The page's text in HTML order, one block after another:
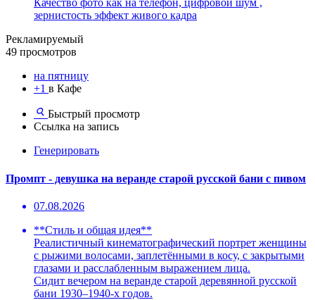
Качество фото как на телефон, цифровой шум ,
зернистость эффект живого кадра
Рекламируемый
49 просмотров
на пятницу
+1 в Кафе
Быстрый просмотр
Ссылка на запись
Генерировать
Промпт - девушка на веранде старой русской бани с пивом
07.08.2026
**Стиль и общая идея**
Реалистичный кинематографический портрет женщины
с рыжими волосами, заплетёнными в косу, с закрытыми
глазами и расслабленным выражением лица.
Сидит вечером на веранде старой деревянной русской
бани 1930–1940-х годов.